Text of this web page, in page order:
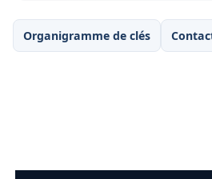
Organigramme de clés